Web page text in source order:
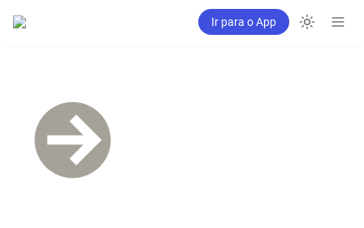
Ir para o App